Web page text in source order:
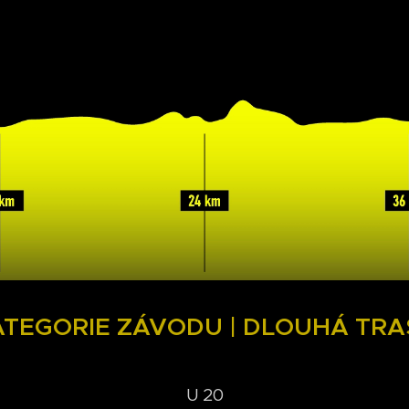
ZÁVODU | DLOUHÁ
U 20